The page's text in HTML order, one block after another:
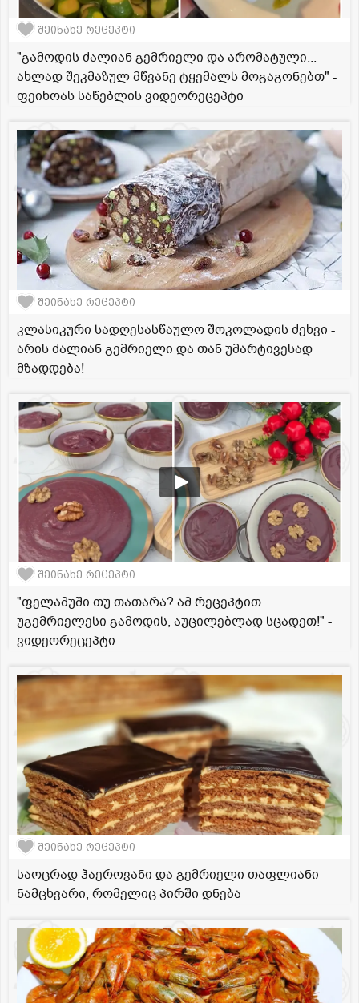
შეინახე რეცეპტი
"გამოდის ძალიან გემრიელი და არომატული...
ახლად შეკმაზულ მწვანე ტყემალს მოგაგონებთ" -
ფეიხოას საწებლის ვიდეორეცეპტი
შეინახე რეცეპტი
კლასიკური სადღესასწაულო შოკოლადის ძეხვი -
არის ძალიან გემრიელი და თან უმარტივესად
მზადდება!
შეინახე რეცეპტი
"ფელამუში თუ თათარა? ამ რეცეპტით
უგემრიელესი გამოდის, აუცილებლად სცადეთ!" -
ვიდეორეცეპტი
შეინახე რეცეპტი
საოცრად ჰაეროვანი და გემრიელი თაფლიანი
ნამცხვარი, რომელიც პირში დნება